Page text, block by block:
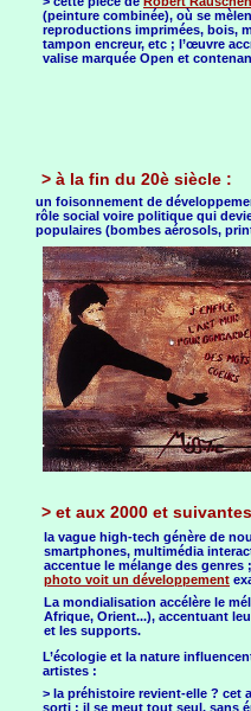
(peinture combinée), où se
reproductions imprimées, bois,
tampon encreur, etc ; l’œuvre
valise marquée Open et
> à la fin du 20è siècle :
un foisonnement de
rôle social voire politique qui
populaires (bombes aérosols,
> et aux 2000 et
la vague high-tech génère de
smartphones, multimédia
accentue le mélange des
photo voit un développement
La mondialisation accélère le
Afrique, Orient...), accentuant
et les supports.
L’écologie et la nature
artistes :
> la préhistoire revient-elle ? cet
sorti ; il se meut tout seul, sans